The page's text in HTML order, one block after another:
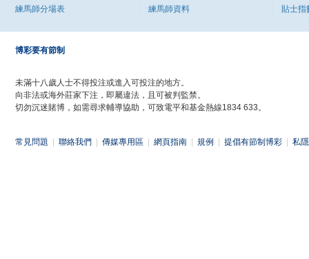
練馬師分場表
練馬師資料
貼士指
博彩要有節制
未滿十八歲人士不得投注或進入可投注的地方。
向非法或海外莊家下注，即屬違法，且可被判監禁。
切勿沉迷賭博，如需尋求輔導協助，可致電平和基金熱線1834 633。
常見問題 聯絡我們 傳媒專用區 網頁指南 規例 提倡有節制博彩 私